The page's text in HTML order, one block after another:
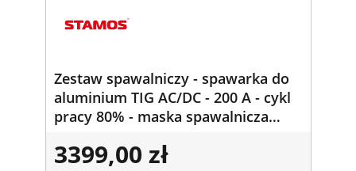
Zestaw spawalniczy - spawarka do
aluminium TIG AC/DC - 200 A - cykl
pracy 80% - maska spawalnicza
spawalnicze -
3399,00 zł